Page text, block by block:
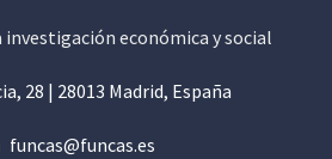
investigación económica y social
28 | 28013 Madrid, España
funcas@funcas.es